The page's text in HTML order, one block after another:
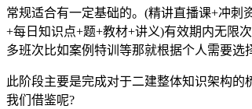
常规适合有一定基础的。(精讲直播课+冲刺
+每日知识点+题+教材+讲义)有效期内无限
多班次比如案例特训等那就根据个人需要选
此阶段主要是完成对于二建整体知识架构
我们借鉴呢?